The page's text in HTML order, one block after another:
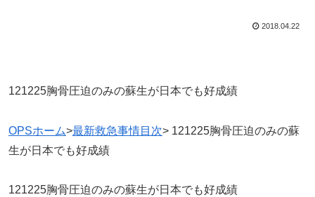
2018.04.22
121225胸骨圧迫のみの蘇生が日本でも好成績
OPSホーム>最新救急事情目次> 121225胸骨圧迫のみの蘇
生が日本でも好成績
121225胸骨圧迫のみの蘇生が日本でも好成績